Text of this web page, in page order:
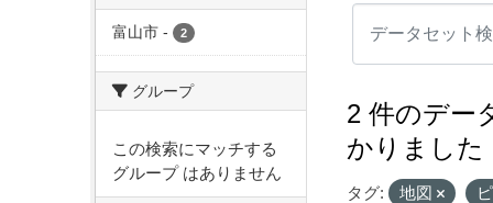
富山市 - 2
グループ
この検索にマッチする
グループ はありません
2 件のデー
かりました
タグ: 地図